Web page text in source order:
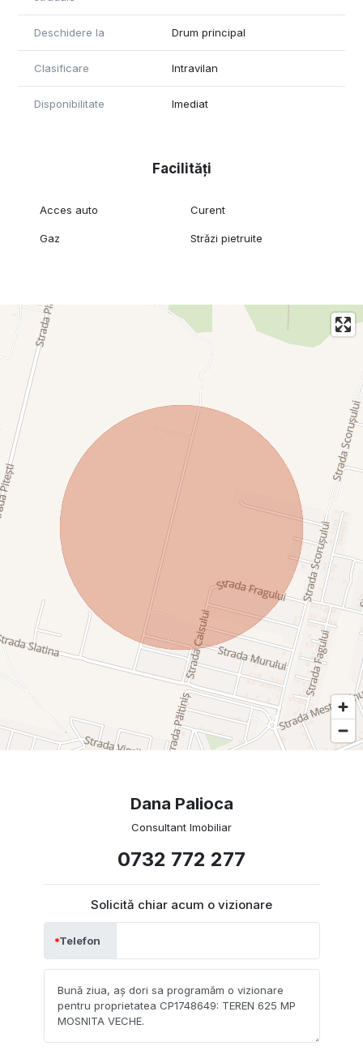
Deschidere la Drum principal
Clasificare Intravilan
Disponibilitate Imediat
Facilități
Acces auto Curent
Gaz Străzi pietruite
Dana Palioca
Consultant Imobiliar
0732 772 277
Solicită chiar acum o vizionare
Telefon